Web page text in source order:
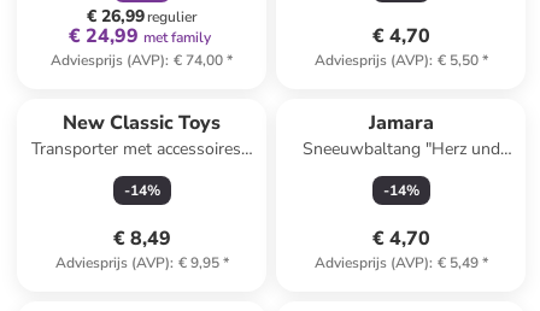
€ 26,99regulier
€ 24,99 met family
Adviesprijs (AVP): € 74,00*
€ 4,70
Adviesprijs (AVP): € 5,50*
New Classic Toys
Transporter met accessoires -
vanaf 18 maanden
-14%
€ 8,49
Adviesprijs (AVP): € 9,95*
Jamara
Sneeuwbaltang "Herz und
Stern" groen - vanaf 3 jaar
-14%
€ 4,70
Adviesprijs (AVP): € 5,49*